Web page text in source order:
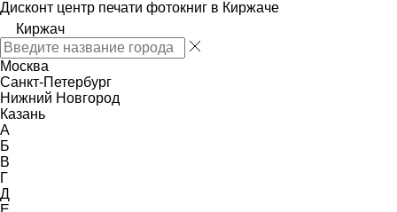
Дисконт центр печати фотокниг в Киржаче
Киржач
Москва
Санкт-Петербург
Нижний Новгород
Казань
А
Б
В
Г
Д